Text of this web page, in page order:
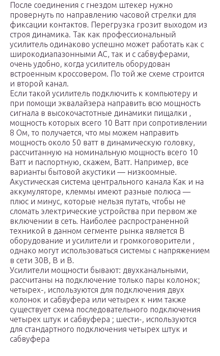
После соединения с гнездом штекер нужно
провернуть по направлению часовой стрелки для
фиксации контактов. Перегрузка грозит выходом из
строя динамика. Так как профессиональный
усилитель одинаково успешно может работать как с
широкодиапазонными АС, так и с сабвуферами,
очень удобно, когда усилитель оборудован
встроенным кроссовером. По той же схеме строится
и второй канал.
Если такой усилитель подключить к компьютеру и
при помощи эквалайзера направить всю мощность
сигнала в высокочастотные динамики пищалки ,
мощность которых всего 10 Ватт при сопротивлении
8 Ом, то получается, что мы можем направить
мощность около 50 ватт в динамическую головку,
рассчитанную на номинальную мощность всего 10
Ватт и паспортную, скажем, Ватт. Например, все
варианты бытовой акустики — низкоомные.
Акустическая система центрального канала Как и на
аккумуляторе, клеммы имеют разные полюса —
плюс и минус, которые нельзя путать, чтобы не
сломать электрические устройства при первом же
включении в сеть. Наиболее распространенной
техникой в данном сегменте рынка является В
оборудование и усилители и громкоговорители ,
однако могут использоваться системы с напряжением
в сети 30В, В и В.
Усилители мощности бывают: двухканальными,
рассчитаны на подключение только пары колонок;
четырех-, используются для подключения двух
колонок и сабвуфера или четырех к ним также
существует схема последовательного подключения
четырех штук и сабвуфера ; шести-, используются
для стандартного подключения четырех штук и
сабвуфера